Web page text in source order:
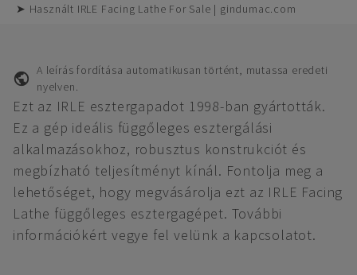
➤ Használt IRLE Facing Lathe For Sale | gindumac.com
A leírás fordítása automatikusan történt, mutassa eredeti
nyelven.
Ezt az IRLE esztergapadot 1998-ban gyártották.
Ez a gép ideális függőleges esztergálási
alkalmazásokhoz, robusztus konstrukciót és
megbízható teljesítményt kínál. Fontolja meg a
lehetőséget, hogy megvásárolja ezt az IRLE Facing
Lathe függőleges esztergagépet. További
információkért vegye fel velünk a kapcsolatot.